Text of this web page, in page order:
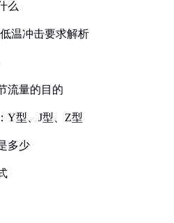
么
温冲击要求解析
流量的目的
Y型、J型、Z型
多少